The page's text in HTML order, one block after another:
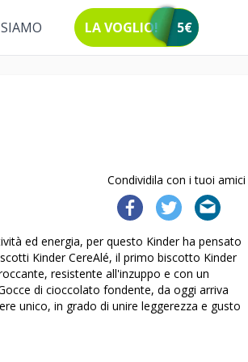
LA VOGLIO! 5€
Condividila con i tuoi amici
ed energia, per questo Kinder ha pensato
Kinder CereAlé, il primo biscotto Kinder
resistente all'inzuppo e con un
di cioccolato fondente, da oggi arriva
unico, in grado di unire leggerezza e gusto